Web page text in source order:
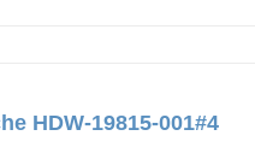
HDW-19815-001#4